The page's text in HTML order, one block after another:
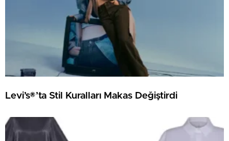
Levi’s®’ta Stil Kuralları Makas Değiştirdi